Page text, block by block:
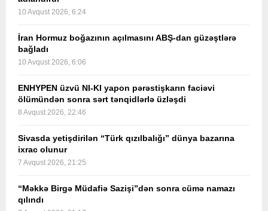
10 Avqust 2026, 6:24
İran Hormuz boğazının açılmasını ABŞ-dan güzəştlərə
bağladı
10 Avqust 2026, 6:06
ENHYPEN üzvü NI-KI yapon pərəstişkarın faciəvi
ölümündən sonra sərt tənqidlərlə üzləşdi
8 Avqust 2026, 22:46
Sivasda yetişdirilən “Türk qızılbalığı” dünya bazarına
ixrac olunur
7 Avqust 2026, 21:25
“Məkkə Birgə Müdafiə Sazişi”dən sonra cümə namazı
qılındı